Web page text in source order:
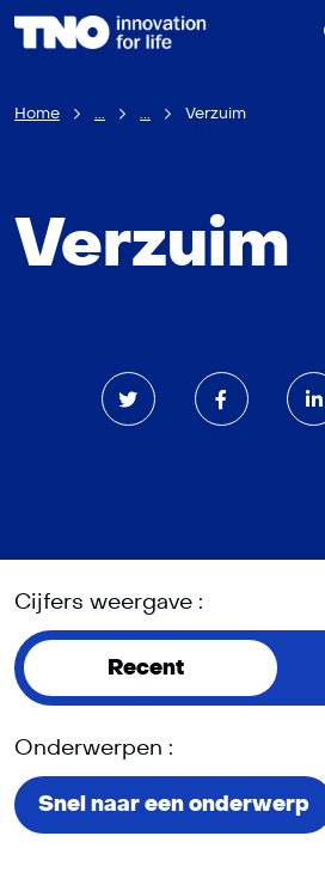
Home ... ... Verzuim
Verzuim
Cijfers weergave :
Recent
Onderwerpen :
Snel naar een onderwerp